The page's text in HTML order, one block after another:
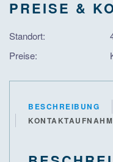
PREISE &
Standort:
Preise:
BESCHREIBUNG